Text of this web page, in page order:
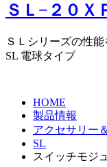
ＳＬ−２０Ｘ
ＳＬシリーズの性
SL 電球タイプ
HOME
製品情報
アクセサリー
SL
スイッチモジ